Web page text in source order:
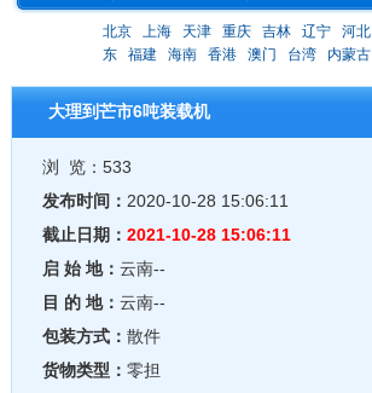
北京 上海 天津 重庆 吉林 辽宁 河北
东
福建 海南 香港 澳门 台湾 内蒙古
大理到芒市6吨装载机
浏 览：533
发布时间： 2020-10-28 15:06:11
截止日期： 2021-10-28 15:06:11
启 始 地： 云南--
目 的 地： 云南--
包装方式： 散件
货物类型： 零担